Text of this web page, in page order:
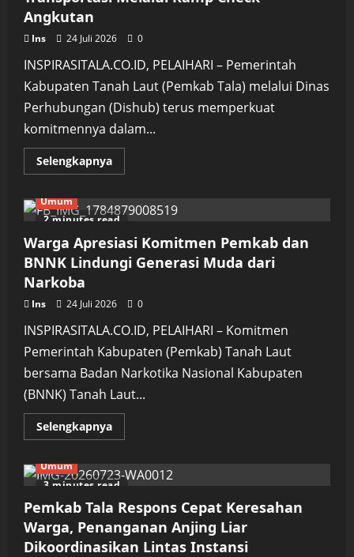
Langsung
Nasional
Angkutan
Ins 24 Juli 2026 0
INSPIRASITALA.CO.ID, PELAIHARI – Pemerintah
Kabupaten Tanah Laut (Pemkab Tala) melalui Dinas
Perhubungan (Dishub) terus memperkuat
komitmennya dalam...
SelengkapnyaRead
more
Tala
Perkuat
Transportasi
Melalui
Ramp
Check
2 minutes read
Umum
Warga Apresiasi Komitmen Pemkab dan
BNNK Lindungi Generasi Muda dari
Narkoba
Ins 24 Juli 2026 0
INSPIRASITALA.CO.ID, PELAIHARI – Komitmen
Pemerintah Kabupaten (Pemkab) Tanah Laut
bersama Badan Narkotika Nasional Kabupaten
(BNNK) Tanah Laut...
SelengkapnyaRead
more
Apresiasi
Komitmen
dan
BNNK
Lindungi
Generasi
Muda
3 minutes read
Umum
Pemkab Tala Respons Cepat Keresahan
Warga, Penanganan Anjing Liar
Dikoordinasikan Lintas Instansi